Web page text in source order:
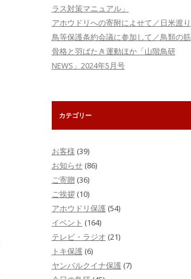
ラス対策マニュアル」
アホウドリへの寄附によせて／日米渡り
鳥等保護条約会議に参加して／鳥類の筋
骨格と羽ばたき運動ほか「山階鳥研
NEWS」2024年5月号
カテゴリー
お客様 (39)
お知らせ(86)
ご寄贈(36)
ご挨拶(10)
アホウドリ保護(54)
イベント (164)
テレビ・ラジオ (21)
トキ保護(6)
ヤンバルクイナ保護(7)